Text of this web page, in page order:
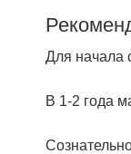
Для начала
В 1-2 года